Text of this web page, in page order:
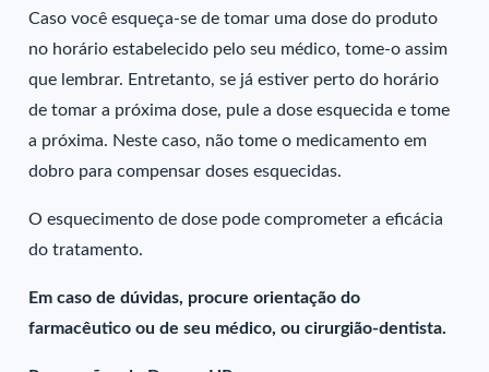
Caso você esqueça-se de tomar uma dose do produto
no horário estabelecido pelo seu médico, tome-o assim
que lembrar. Entretanto, se já estiver perto do horário
de tomar a próxima dose, pule a dose esquecida e tome
a próxima. Neste caso, não tome o medicamento em
dobro para compensar doses esquecidas.
O esquecimento de dose pode comprometer a eficácia
do tratamento.
Em caso de dúvidas, procure orientação do
farmacêutico ou de seu médico, ou cirurgião-dentista.